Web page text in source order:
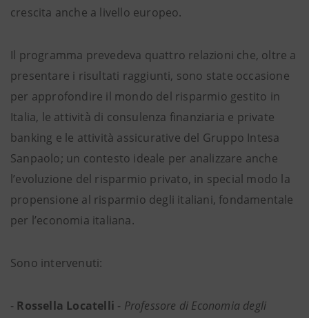
crescita anche a livello europeo.
Il programma prevedeva quattro relazioni che, oltre a
presentare i risultati raggiunti, sono state occasione
per approfondire il mondo del risparmio gestito in
Italia, le attività di consulenza finanziaria e private
banking e le attività assicurative del Gruppo Intesa
Sanpaolo; un contesto ideale per analizzare anche
l’evoluzione del risparmio privato, in special modo la
propensione al risparmio degli italiani, fondamentale
per l’economia italiana.
Sono intervenuti:
- Rossella Locatelli - Professore di Economia degli